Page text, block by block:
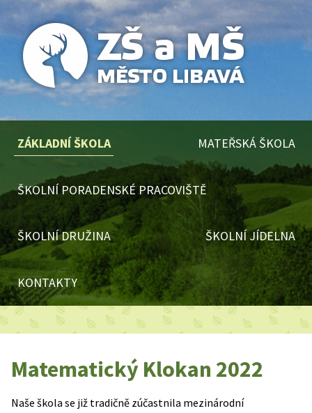
ZÁKLADNÍ ŠKOLA MATEŘSKÁ ŠKOLA
ŠKOLNÍ PORADENSKÉ PRACOVIŠTĚ
ŠKOLNÍ DRUŽINA ŠKOLNÍ JÍDELNA
KONTAKTY
Matematický Klokan 2022
Naše škola se již tradičně zúčastnila mezinárodní